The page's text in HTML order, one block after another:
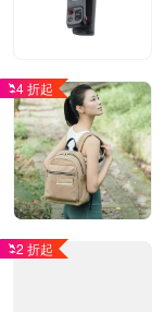
4 折起
2 折起